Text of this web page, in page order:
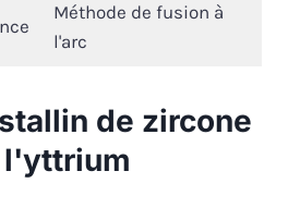
Méthode de fusion à
l'arc
de zircone
l'yttrium